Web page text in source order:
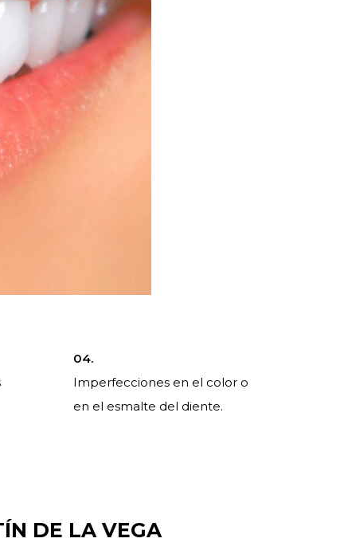
04.
Imperfecciones en el color o
en el esmalte del diente.
DE LA VEGA